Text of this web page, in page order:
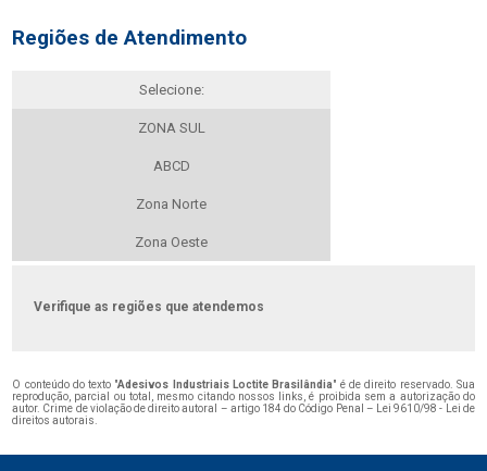
Regiões de Atendimento
Selecione:
ZONA SUL
ABCD
Zona Norte
Zona Oeste
Verifique as regiões que atendemos
O conteúdo do texto "Adesivos Industriais Loctite Brasilândia" é de direito reservado. Sua
reprodução, parcial ou total, mesmo citando nossos links, é proibida sem a autorização do
autor. Crime de violação de direito autoral – artigo 184 do Código Penal –
Lei 9610/98 - Lei de
direitos autorais